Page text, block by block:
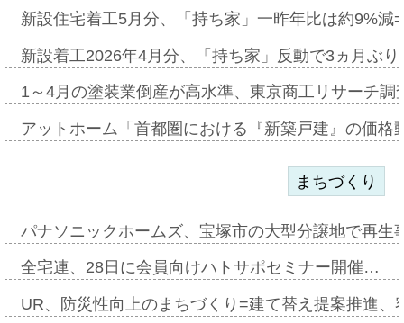
新設住宅着工5月分、「持ち家」一昨年比は約9%
新設着工2026年4月分、「持ち家」反動で3ヵ月ぶ
1～4月の塗装業倒産が高水準、東京商工リサーチ
アットホーム「首都圏における『新築戸建』の価
まちづくり
パナソニックホームズ、宝塚市の大型分譲地で再
全宅連、28日に会員向けハトサポセミナー開催…
UR、防災性向上のまちづくり=建て替え提案推進